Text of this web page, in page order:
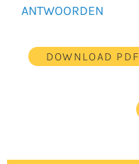
ANTWOORDEN
DOWNLOAD PDF